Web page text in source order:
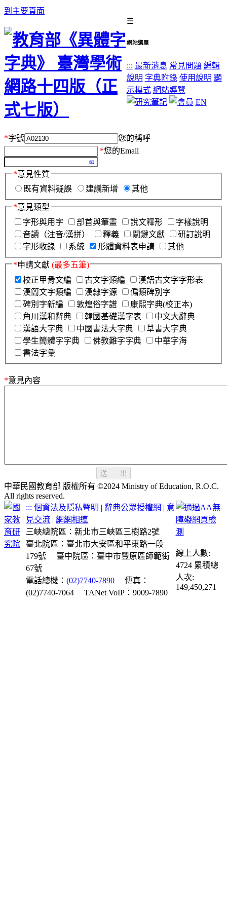
到主要頁面
☰
網站選單
::: 最新消息 常見問題 編輯
說明 字典附錄 使用說明 顯
示模式 網站導覽
EN
*字號
您的稱呼
*您的Email
*意見性質
既有資料疑誤
建議新增 其他
*意見類型
字形與用字
部首與筆畫 說文釋形
字樣說明
音讀（注音/漢拼）
釋義 關鍵文獻
研訂說明
字形收錄
系統 形體資料表申請 其他
*申請文獻 (最多五筆)
校正甲骨文編
古文字類編
漢語古文字字形表
漢簡文字類編
漢隸字源
偏類碑別字
碑別字新編
敦煌俗字譜
康熙字典(校正本)
角川漢和辭典
韓國基礎漢字表
中文大辭典
漢語大字典
中國書法大字典
草書大字典
學生簡體字字典
佛教難字字典
中華字海
書法字彙
*意見內容
送 出
中華民國教育部 版權所有 ©2024 Ministry of Education, R.O.C.
All rights reserved.
::: 個資法及隱私聲明 | 辭典公眾授權網 | 意
見交流 |網網相連
三峽總院區：新北市三峽區三樹路2號
臺北院區：臺北市大安區和平東路一段
179號
臺中院區：臺中市豐原區師範街
67號
電話總機：(02)7740-7890
傳真：
(02)7740-7064
TANet VoIP：9009-7890
線上人數:
4724 累積總
人次:
149,450,271